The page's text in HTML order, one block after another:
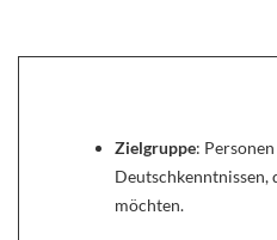
Zielgruppe:
Deutschkenntnissen,
möchten.